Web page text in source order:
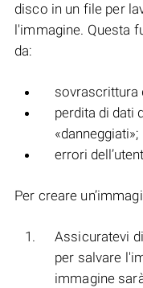
disco in un file per
l'immagine. Questa
da:
sovrascrittura
perdita di dati
«danneggiati»;
errori
Per creare
Assicuratevi
per salvare
immagine